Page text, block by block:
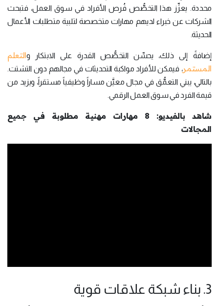
محددة. يعزِّز هذا التخصُّص فُرص الأفراد في سوق العمل، فتبحث
الشركات عن خبراء لديهم مهارات متخصصة لتلبية متطلبات الأعمال
الحديثة.
إضافةً إلى ذلك، يحسِّن التخصُّص القدرة على الابتكار والتعلم
المستمر، فيمكن للأفراد مواكبة التحديثات في مجالهم دون التشتت.
بالتالي، يبني التعمُّق في مجال معيَّن مساراً وظيفياً مستقراً، ويزيد من
قيمة الفرد في سوق العمل الرقمي.
شاهد بالفيديو: 8 مهارات مهنية مطلوبة في جميع
المجالات
3. بناء شبكة علاقات قوية